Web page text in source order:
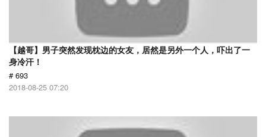
【越哥】男子突然发现枕边的女友，居然是另外一个人，吓出了一
身冷汗！
# 693
2018-08-25 07:20